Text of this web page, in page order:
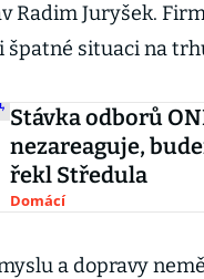
Radim Juryšek.
špatné situaci na
Stávka odborů
nezareaguje,
řekl Středula
Domácí
a dopravy